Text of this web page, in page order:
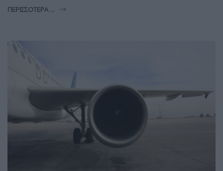
ΠΕΡΙΣΣΌΤΕΡΑ ...